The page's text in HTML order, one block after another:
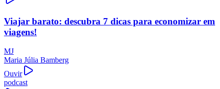
Viajar barato: descubra 7 dicas para economizar em
viagens!
MJ
Maria Júlia Bamberg
Ouvir
podcast